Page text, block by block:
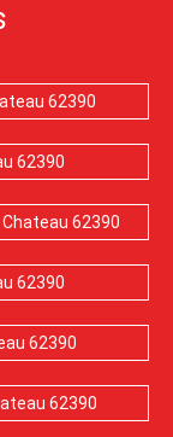
62390
62390
62390
62390
62390
62390